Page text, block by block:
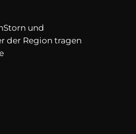
und
der Region tragen